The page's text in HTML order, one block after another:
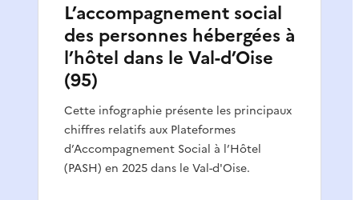
L’accompagnement social
des personnes hébergées à
l’hôtel dans le Val-d’Oise
(95)
Cette infographie présente les principaux
chiffres relatifs aux Plateformes
d’Accompagnement Social à l’Hôtel
(PASH) en 2025 dans le Val-d'Oise.